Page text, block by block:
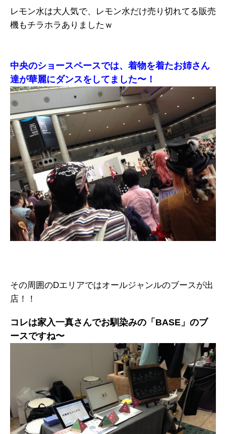
レモン水は大人気で、レモン水だけ売り切れてる販売
機もチラホラありましたｗ
中央のショースペースでは、着物を着たお姉さん
達が華麗にダンスをしてました〜！
その周囲のDエリアではオールジャンルのブースが出
店！！
コレは家入一真さんでお馴染みの「BASE」のブ
ースですね〜